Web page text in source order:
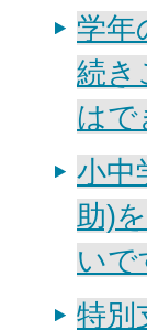
学年
続き
はで
小中
助)
いで
特別